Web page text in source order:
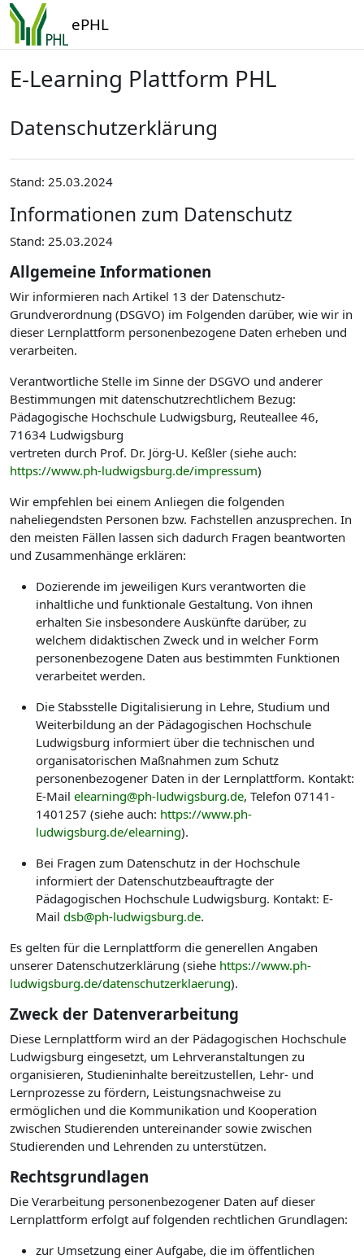
Zum Hauptinhalt
ePHL
E-Learning Plattform PHL
Datenschutzerklärung
Stand: 25.03.2024
Informationen zum Datenschutz
Stand: 25.03.2024
Allgemeine Informationen
Wir informieren nach Artikel 13 der Datenschutz-
Grundverordnung (DSGVO) im Folgenden darüber, wie wir in
dieser Lernplattform personenbezogene Daten erheben und
verarbeiten.
Verantwortliche Stelle im Sinne der DSGVO und anderer
Bestimmungen mit datenschutzrechtlichem Bezug:
Pädagogische Hochschule Ludwigsburg, Reuteallee 46,
71634 Ludwigsburg
vertreten durch Prof. Dr. Jörg-U. Keßler (siehe auch:
https://www.ph-ludwigsburg.de/impressum)
Wir empfehlen bei einem Anliegen die folgenden
naheliegendsten Personen bzw. Fachstellen anzusprechen. In
den meisten Fällen lassen sich dadurch Fragen beantworten
und Zusammenhänge erklären:
Dozierende im jeweiligen Kurs verantworten die
inhaltliche und funktionale Gestaltung. Von ihnen
erhalten Sie insbesondere Auskünfte darüber, zu
welchem didaktischen Zweck und in welcher Form
personenbezogene Daten aus bestimmten Funktionen
verarbeitet werden.
Die Stabsstelle Digitalisierung in Lehre, Studium und
Weiterbildung an der Pädagogischen Hochschule
Ludwigsburg informiert über die technischen und
organisatorischen Maßnahmen zum Schutz
personenbezogener Daten in der Lernplattform. Kontakt:
E-Mail elearning@ph-ludwigsburg.de, Telefon 07141-
1401257 (siehe auch: https://www.ph-
ludwigsburg.de/elearning).
Bei Fragen zum Datenschutz in der Hochschule
informiert der Datenschutzbeauftragte der
Pädagogischen Hochschule Ludwigsburg. Kontakt: E-
Mail dsb@ph-ludwigsburg.de.
Es gelten für die Lernplattform die generellen Angaben
unserer Datenschutzerklärung (siehe https://www.ph-
ludwigsburg.de/datenschutzerklaerung).
Zweck der Datenverarbeitung
Diese Lernplattform wird an der Pädagogischen Hochschule
Ludwigsburg eingesetzt, um Lehrveranstaltungen zu
organisieren, Studieninhalte bereitzustellen, Lehr- und
Lernprozesse zu fördern, Leistungsnachweise zu
ermöglichen und die Kommunikation und Kooperation
zwischen Studierenden untereinander sowie zwischen
Studierenden und Lehrenden zu unterstützen.
Rechtsgrundlagen
Die Verarbeitung personenbezogener Daten auf dieser
Lernplattform erfolgt auf folgenden rechtlichen Grundlagen:
zur Umsetzung einer Aufgabe, die im öffentlichen